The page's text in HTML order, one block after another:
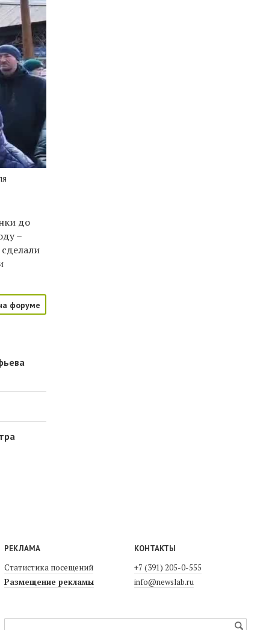
до
–
форуме
РЕКЛАМА
Статистика посещений
Размещение рекламы
КОНТАКТЫ
+7 (391) 205-0-555
info@newslab.ru